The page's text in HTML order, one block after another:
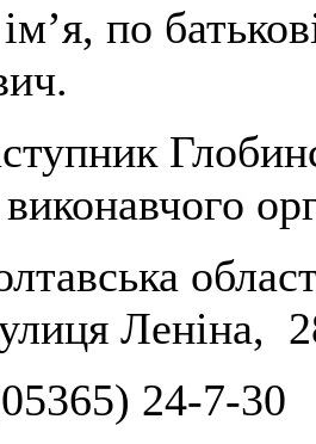
по
виконавчого
Леніна,
24-7-30